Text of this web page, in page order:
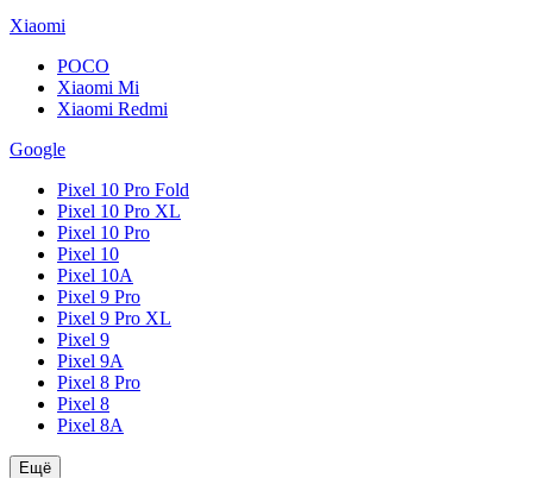
Xiaomi
POCO
Xiaomi Mi
Xiaomi Redmi
Google
Pixel 10 Pro Fold
Pixel 10 Pro XL
Pixel 10 Pro
Pixel 10
Pixel 10A
Pixel 9 Pro
Pixel 9 Pro XL
Pixel 9
Pixel 9A
Pixel 8 Pro
Pixel 8
Pixel 8A
Ещё